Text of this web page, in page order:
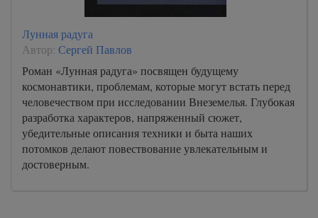
Лунная радуга
Автор: Сергей Павлов
Роман «Лунная радуга» посвящен будущему
космонавтики, проблемам, которые могут встать перед
человечеством при исследовании Внеземелья. Глубокая
разработка характеров, напряженный сюжет,
убедительные описания техники и быта наших
потомков делают повествование увлекательным и
достоверным.